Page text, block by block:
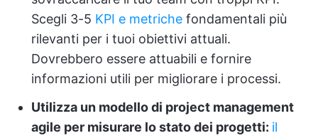
Scegli 3-5 KPI e metriche fondamentali più
rilevanti per i tuoi obiettivi attuali.
Dovrebbero essere attuabili e fornire
informazioni utili per migliorare i processi.
Utilizza un modello di project management
agile per misurare lo stato dei progetti: il